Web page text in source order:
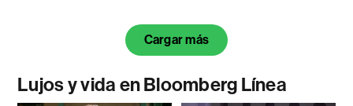
Cargar más
Lujos y vida en Bloomberg Línea